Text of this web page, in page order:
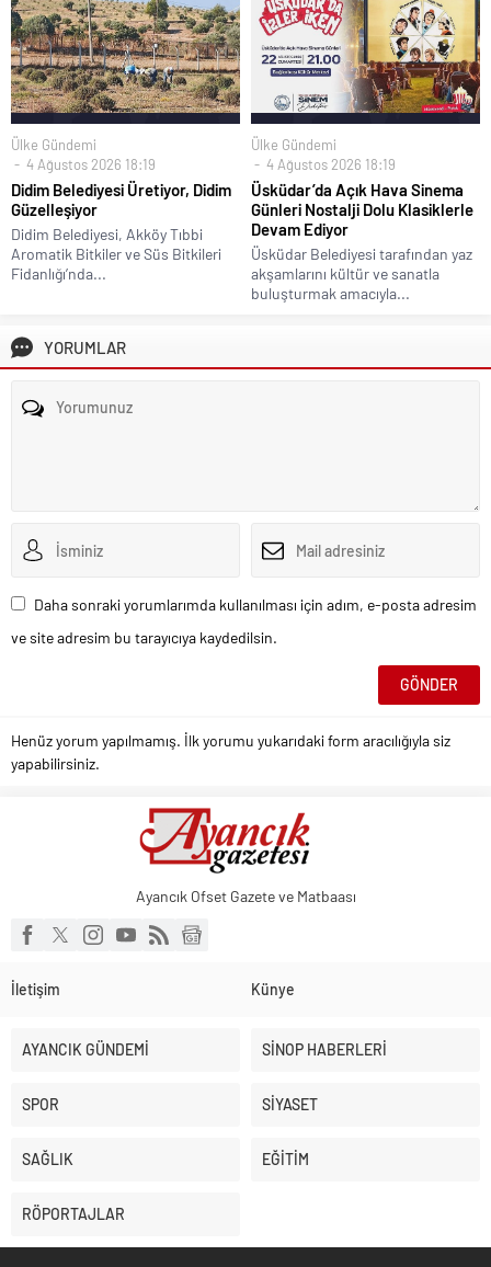
Ülke Gündemi
4 Ağustos 2026 18:19
Didim Belediyesi Üretiyor, Didim
Güzelleşiyor
Didim Belediyesi, Akköy Tıbbi
Aromatik Bitkiler ve Süs Bitkileri
Fidanlığı’nda...
Ülke Gündemi
4 Ağustos 2026 18:19
Üsküdar’da Açık Hava Sinema
Günleri Nostalji Dolu Klasiklerle
Devam Ediyor
Üsküdar Belediyesi tarafından yaz
akşamlarını kültür ve sanatla
buluşturmak amacıyla...
YORUMLAR
Daha sonraki yorumlarımda kullanılması için adım, e-posta adresim
ve site adresim bu tarayıcıya kaydedilsin.
Henüz yorum yapılmamış. İlk yorumu yukarıdaki form aracılığıyla siz
yapabilirsiniz.
Ayancık Ofset Gazete ve Matbaası
İletişim Künye
AYANCIK GÜNDEMİ SİNOP HABERLERİ
SPOR SİYASET
SAĞLIK EĞİTİM
RÖPORTAJLAR